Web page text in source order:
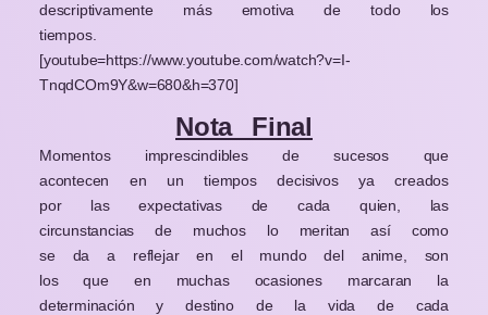
descriptivamente más emotiva de todo los
tiempos.
[youtube=https://www.youtube.com/watch?v=I-
TnqdCOm9Y&w=680&h=370]
Nota Final
Momentos imprescindibles de sucesos que
acontecen en un tiempos decisivos ya creados
por las expectativas de cada quien, las
circunstancias de muchos lo meritan así como
se da a reflejar en el mundo del anime, son
los que en muchas ocasiones marcaran la
determinación y destino de la vida de cada